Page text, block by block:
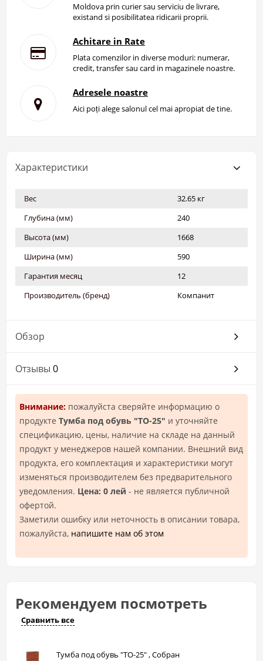
Moldova prin curier sau serviciu de livrare,
existand si posibilitatea ridicarii proprii.
Achitare in Rate
Plata comenzilor in diverse moduri: numerar,
credit, transfer sau card in magazinele noastre.
Adresele noastre
Aici poți alege salonul cel mai apropiat de tine.
Характеристики
Вес
32.65 кг
Глубина (мм)
240
Высота (мм)
1668
Ширина (мм)
590
Гарантия месяц
12
Производитель (бренд)
Компанит
Обзор
Отзывы 0
Внимание: пожалуйста сверяйте информацию о
продукте Тумба под обувь "ТО-25" и уточняйте
спецификацию, цены, наличие на складе на данный
продукт у менеджеров нашей компании. Внешний вид
продукта, его комплектация и характеристики могут
изменяться производителем без предварительного
уведомления. Цена: 0 лей - не является публичной
офертой.
Заметили ошибку или неточность в описании товара,
пожалуйста, напишите нам об этом
Рекомендуем посмотреть
Сравнить все
Тумба под обувь "ТО-25" , Собран